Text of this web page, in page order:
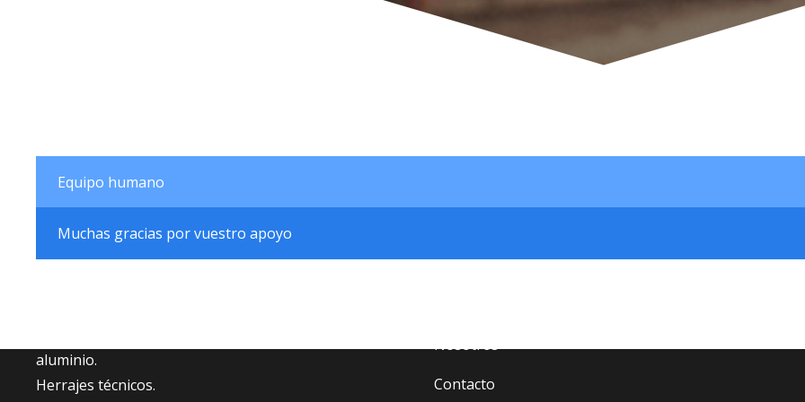
Equipo humano
Muchas gracias por vuestro apoyo
aluminio.
Herrajes técnicos.
Inicio
Nosotros
Contacto